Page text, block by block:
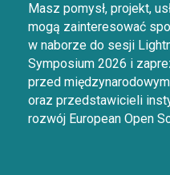
Masz pomysł, projekt,
mogą zainteresować
w naborze do sesji
Symposium 2026 i
przed
oraz przedstawicieli
rozwój European Open